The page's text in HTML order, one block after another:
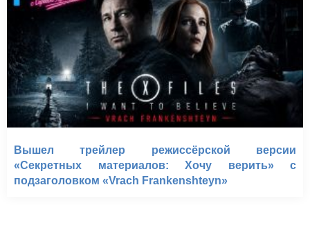
Вышел трейлер режиссёрской версии
«Секретных материалов: Хочу верить» с
подзаголовком «Vrach Frankenshteyn»